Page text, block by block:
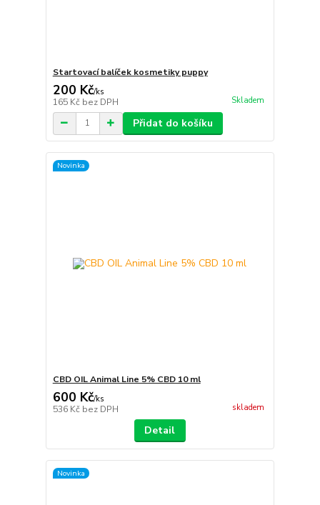
Startovací balíček kosmetiky puppy
200 Kč/ks
165 Kč bez DPH Skladem
Přidat do košíku
Novinka
CBD OIL Animal Line 5% CBD 10 ml
600 Kč/ks
536 Kč bez DPH skladem
Detail
Novinka